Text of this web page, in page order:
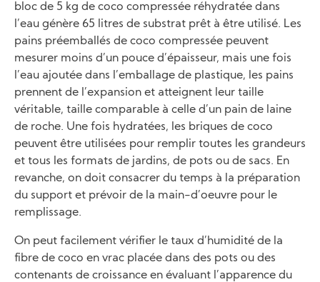
bloc de 5 kg de coco compressée réhydratée dans
l’eau génère 65 litres de substrat prêt à être utilisé. Les
pains préemballés de coco compressée peuvent
mesurer moins d’un pouce d’épaisseur, mais une fois
l’eau ajoutée dans l’emballage de plastique, les pains
prennent de l’expansion et atteignent leur taille
véritable, taille comparable à celle d’un pain de laine
de roche. Une fois hydratées, les briques de coco
peuvent être utilisées pour remplir toutes les grandeurs
et tous les formats de jardins, de pots ou de sacs. En
revanche, on doit consacrer du temps à la préparation
du support et prévoir de la main-d’oeuvre pour le
remplissage.
On peut facilement vérifier le taux d’humidité de la
fibre de coco en vrac placée dans des pots ou des
contenants de croissance en évaluant l’apparence du